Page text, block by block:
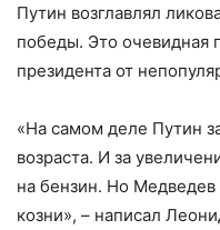
Путин возглавлял
победы. Это очевидная
президента от
«На самом деле Путин
возраста. И за
на бензин. Но Медведев
козни», – написал